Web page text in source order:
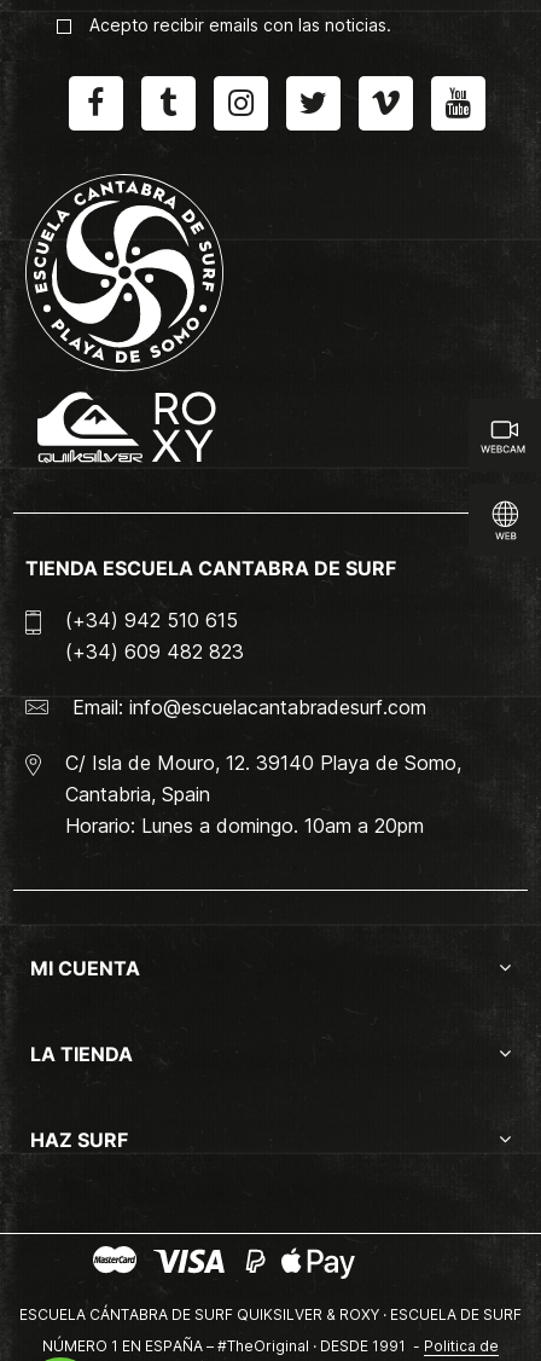
Acepto recibir emails con las noticias.
TIENDA ESCUELA CANTABRA DE SURF
(+34) 942 510 615
(+34) 609 482 823
Email: info@escuelacantabradesurf.com
C/ Isla de Mouro, 12. 39140 Playa de Somo,
Cantabria, Spain
Horario: Lunes a domingo. 10am a 20pm
MI CUENTA
LA TIENDA
HAZ SURF
ESCUELA CÁNTABRA DE SURF QUIKSILVER & ROXY · ESCUELA DE SURF
NÚMERO 1 EN ESPAÑA – #TheOriginal · DESDE 1991 - Politica de